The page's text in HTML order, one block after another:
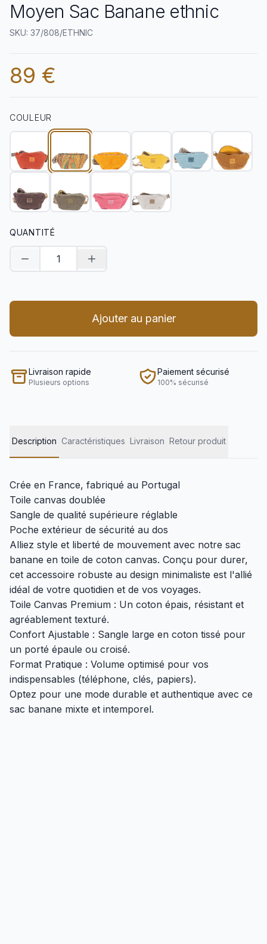
Moyen Sac Banane ethnic
SKU: 37/808/ETHNIC
89 €
COULEUR
QUANTITÉ
Diminuer la quantitéAugmenter la quantité
Ajouter au panier
Livraison rapide
Plusieurs options
Paiement sécurisé
100% sécurisé
Description Caractéristiques Livraison Retour produit
Crée en France, fabriqué au Portugal
Toile canvas doublée
Sangle de qualité supérieure réglable
Poche extérieur de sécurité au dos
Alliez style et liberté de mouvement avec notre sac
banane en toile de coton canvas. Conçu pour durer,
cet accessoire robuste au design minimaliste est l'allié
idéal de votre quotidien et de vos voyages.
Toile Canvas Premium : Un coton épais, résistant et
agréablement texturé.
Confort Ajustable : Sangle large en coton tissé pour
un porté épaule ou croisé.
Format Pratique : Volume optimisé pour vos
indispensables (téléphone, clés, papiers).
Optez pour une mode durable et authentique avec ce
sac banane mixte et intemporel.